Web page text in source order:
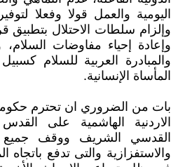
اليومية والعمل قولا وفعلا
وإلزام سلطات الاحتلال بتطبيق
وإعادة إحياء مفاوضات السلام،
والمبادرة العربية للسلام
المأساة الإنسانية.
بات من الضروري ان تحترم حكومة
الاردنية الهاشمية على
القدسي الشريف ووقف جميع
والاستفزازية والتى تدفع باتجاه